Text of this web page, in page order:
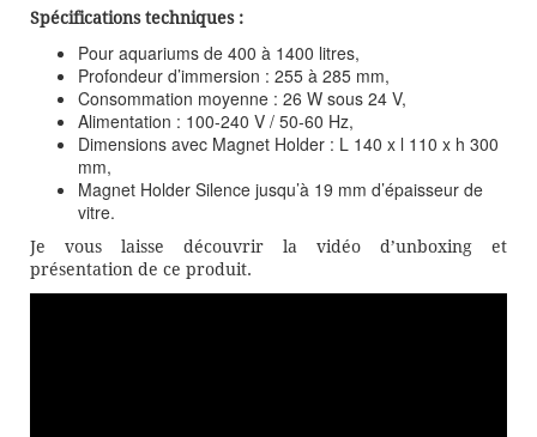
Spécifications techniques :
Pour aquariums de 400 à 1400 litres,
Profondeur d’immersion : 255 à 285 mm,
Consommation moyenne : 26 W sous 24 V,
Alimentation : 100-240 V / 50-60 Hz,
Dimensions avec Magnet Holder : L 140 x l 110 x h 300
mm,
Magnet Holder Silence jusqu’à 19 mm d’épaisseur de
vitre.
Je vous laisse découvrir la vidéo d’unboxing et
présentation de ce produit.